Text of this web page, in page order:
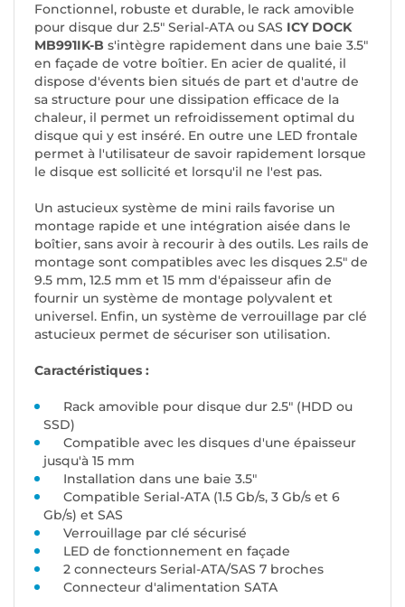
Fonctionnel, robuste et durable, le rack amovible
pour disque dur 2.5" Serial-ATA ou SAS ICY DOCK
MB991IK-B s'intègre rapidement dans une baie 3.5"
en façade de votre boîtier. En acier de qualité, il
dispose d'évents bien situés de part et d'autre de
sa structure pour une dissipation efficace de la
chaleur, il permet un refroidissement optimal du
disque qui y est inséré. En outre une LED frontale
permet à l'utilisateur de savoir rapidement lorsque
le disque est sollicité et lorsqu'il ne l'est pas.
Un astucieux système de mini rails favorise un
montage rapide et une intégration aisée dans le
boîtier, sans avoir à recourir à des outils. Les rails de
montage sont compatibles avec les disques 2.5" de
9.5 mm, 12.5 mm et 15 mm d'épaisseur afin de
fournir un système de montage polyvalent et
universel. Enfin, un système de verrouillage par clé
astucieux permet de sécuriser son utilisation.
Caractéristiques :
Rack amovible pour disque dur 2.5" (HDD ou
SSD)
Compatible avec les disques d'une épaisseur
jusqu'à 15 mm
Installation dans une baie 3.5"
Compatible Serial-ATA (1.5 Gb/s, 3 Gb/s et 6
Gb/s) et SAS
Verrouillage par clé sécurisé
LED de fonctionnement en façade
2 connecteurs Serial-ATA/SAS 7 broches
Connecteur d'alimentation SATA